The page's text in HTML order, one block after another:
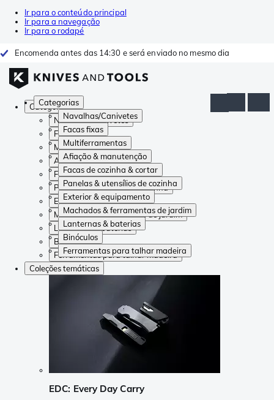
Ir para o conteúdo principal
Ir para a navegação
Ir para o rodapé
Encomenda antes das 14:30 e será enviado no mesmo dia
Categorias
Navalhas/Canivetes
Facas fixas
Multiferramentas
Afiação & manutenção
Facas de cozinha & cortar
Panelas & utensílios de cozinha
Exterior & equipamento
Machados & ferramentas de jardim
Lanternas & baterias
Binóculos
Ferramentas para talhar madeira
Categorias
Navalhas/Canivetes
Facas fixas
Multiferramentas
Afiação & manutenção
Facas de cozinha & cortar
Panelas & utensílios de cozinha
Exterior & equipamento
Machados & ferramentas de jardim
Lanternas & baterias
Binóculos
Ferramentas para talhar madeira
Coleções temáticas
EDC: Every Day Carry